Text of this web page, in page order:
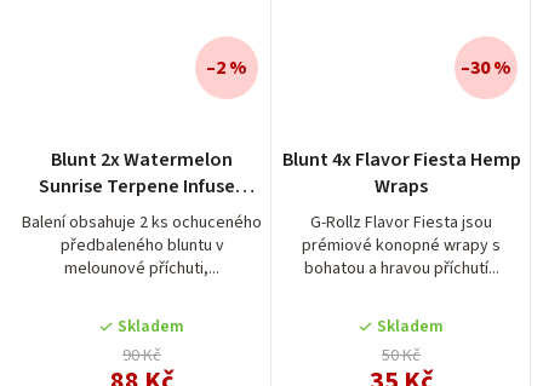
Blunt 2x Watermelon
Sunrise Terpene Infused
Cones
Balení obsahuje 2 ks ochuceného
předbaleného bluntu v
melounové příchuti,...
Skladem
90 Kč
–2 %
Blunt 4x Flavor Fiesta Hemp
Wraps
G-Rollz Flavor Fiesta jsou
prémiové konopné wrapy s
bohatou a hravou příchutí...
Skladem
50 Kč
–30 %